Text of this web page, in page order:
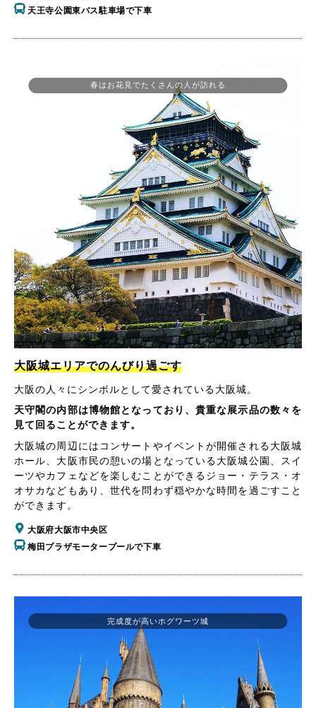
天王寺公園東バス駐車場で下車
春はお花見でたくさんの人が訪れる
大阪城エリアでのんびり過ごす
大阪の人々にシンボルとして愛されている大阪城。
天守閣の内部は博物館となっており、貴重な展示品の数々を
見て回ることができます。
大阪城の周辺にはコンサートやイベントが開催される大阪城
ホール、大阪市民の憩いの場となっている大阪城公園、スイ
ーツやカフェなどを楽しむことができるジョー・テラス・オ
オサカなどもあり、世代を問わず穏やかな時間を過ごすこと
ができます。
大阪府大阪市中央区
梅田プラザモータープールで下車
完成度が高いホグワーツ城